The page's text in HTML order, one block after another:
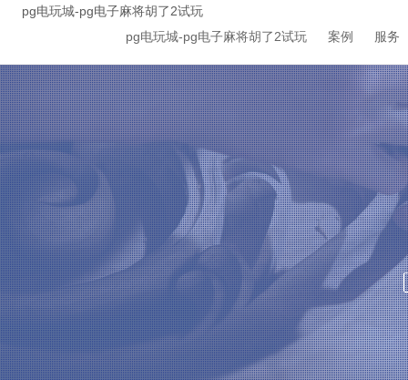
pg电玩城-pg电子麻将胡了2试玩
pg电玩城-pg电子麻将胡了2试玩
案例 服务